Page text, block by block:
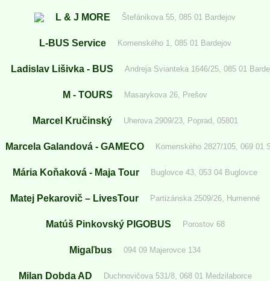
L & J MORE Štefánikova 55, 085 01 Bardejov
L-BUS Service Komenského 1, 085 01 Bardejov
Ladislav Lišivka - BUS Andreja Svianteka 1646/25, 085 01
M - TOURS Masarykova 26, Prešov
Marcel Kručinský Uherova 2909/23, Poprad, 05801
Marcela Galandová - GAMECO Komenského 2827/105, 069 01
Mária Koňaková - Maja Tour Buglovce 43, 053 04 Buglovce
Matej Pekarovič – LivesTour Partizánska 2509/26, Humenné
Matúš Pinkovský PIGOBUS Porostov 68
Migaľbus 094 09 Majerovce 134
Milan Dobda AD Duchnovičova 531/8, 068 01 Medzilaborce